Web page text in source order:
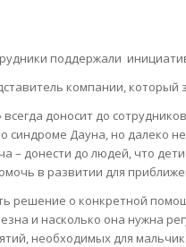
поддержали
компании,
всегда доносит до
синдроме Дауна, но далеко
– донести до людей, что
в развитии для
решение о конкретной
и насколько она нужна
необходимых для